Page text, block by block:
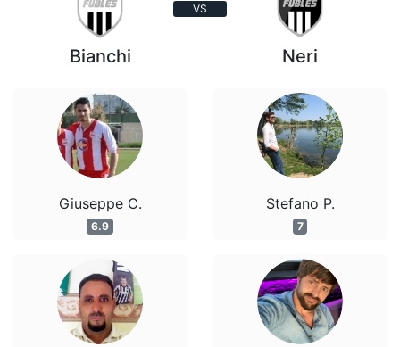
VS
Bianchi
Giuseppe C.
6.9
Neri
Stefano P.
7